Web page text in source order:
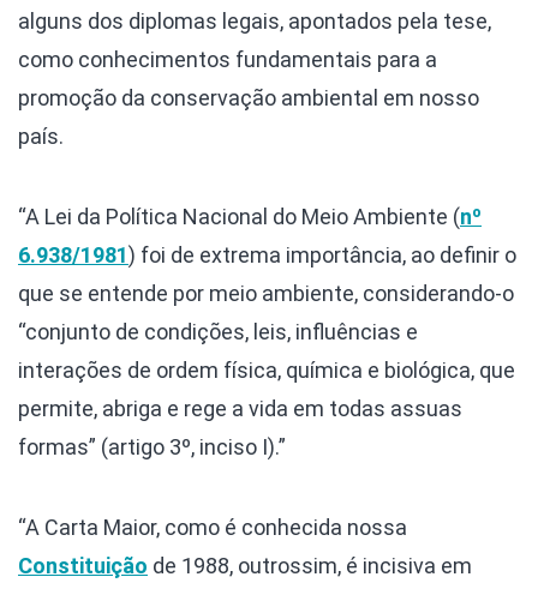
alguns dos diplomas legais, apontados pela tese,
como conhecimentos fundamentais para a
promoção da conservação ambiental em nosso
país.
“A Lei da Política Nacional do Meio Ambiente (nº
6.938/1981) foi de extrema importância, ao definir o
que se entende por meio ambiente, considerando-o
“conjunto de condições, leis, influências e
interações de ordem física, química e biológica, que
permite, abriga e rege a vida em todas assuas
formas” (artigo 3º, inciso I).”
“A Carta Maior, como é conhecida nossa
Constituição de 1988, outrossim, é incisiva em